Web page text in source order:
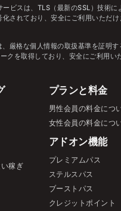
ービスは、TLS（最新のSSL）技術に
化されており、安全にご利用いただけ
、厳格な個人情報の取扱基準を証明
クを取得しており、安全にご利用い
稼ぎ
プランと料金
男性会員の料金につ
女性会員の料金につ
アドオン機能
プレミアムパス
ステルスパス
ブーストパス
クレジットポイント